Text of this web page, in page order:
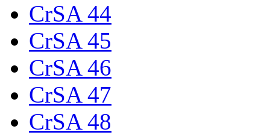
CrSA 44
CrSA 45
CrSA 46
CrSA 47
CrSA 48